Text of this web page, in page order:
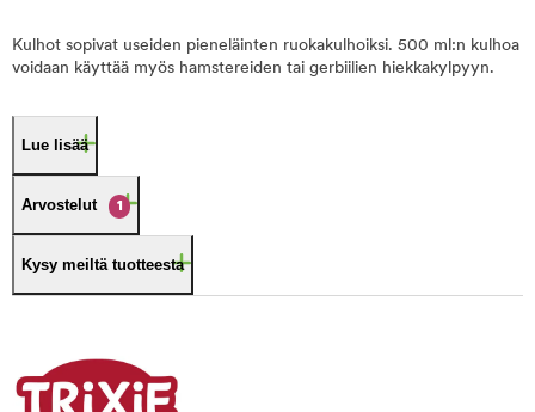
Kulhot sopivat useiden pieneläinten ruokakulhoiksi. 500 ml:n kulhoa
voidaan käyttää myös hamstereiden tai gerbiilien hiekkakylpyyn.
Lue lisää
Arvostelut 1
Kysy meiltä tuotteesta